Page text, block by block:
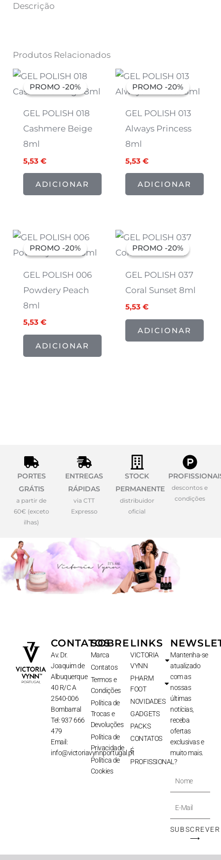
Descrição
Produtos Relacionados
PROMO -20%
PROMO -20%
GEL POLISH 018
Cashmere Beige
8ml
O
preço
original
6,91 €.
5,53 €
O
preço
atual
5,53 €.
ADICIONAR
PROMO -20%
PROMO -20%
GEL POLISH 013
Always Princess
8ml
O
preço
original
6,91 €.
5,53€
O
preço
atual
5,53 €.
ADICIONAR
PROMO -20%
PROMO -20%
GEL POLISH 006
Powdery Peach
8ml
O
preço
original
6,91 €.
5,53 €
O
preço
atual
5,53 €.
ADICIONAR
PROMO -20%
PROMO -20%
GEL POLISH 037
Coral Sunset 8ml
O
preço
original
6,91 €.
5,53€
O
preço
atual
5,53 €.
ADICIONAR
PORTES
GRÁTIS
a partir de
60€ (exceto
ilhas)
ENTREGAS
RÁPIDAS
via CTT
Expresso
STOCK
PERMANENTE
distribuidor
oficial
descontos e
condições
CONTATOS
Av. Dr.
Joaquim de
Albuquerque
40 R/C A
2540-006
Bombarral
Tel: 937 666
479
Email:
info@victoriavynnportugal.pt
SOBRE
Marca
Contatos
Termos e
Condições
Política de
Trocas e
Devoluções
Política de
Privacidade
Política de
Cookies
LINKS
VICTORIA
VYNN
PHARM
FOOT
NOVIDADES
GADGETS
PACKS
CONTATOS
É
PROFISSIONAL?
Mantenha-se
atualizado
com as
nossas
últimas
notícias,
receba
ofertas
exclusivas e
muito mais.
Nome
E-
Mail
SUBSCREVER
⟶